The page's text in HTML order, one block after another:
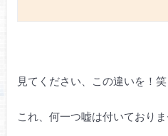
見てください、この違いを！笑
これ、何一つ嘘は付いておりま